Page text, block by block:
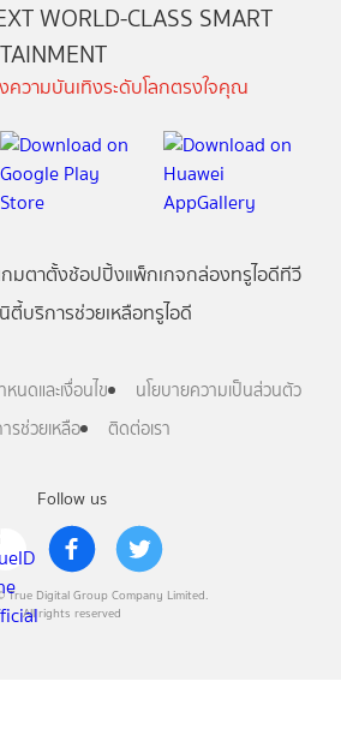
Follow us
Digital Group Company Limited.
All rights reserved
WORLD-CLASS SMART
วามบันเทิงระดับโลกตรงใจคุณ
กมตาตั้งช้อปปิ้งแพ็กเกจกล่องทรูไอดีทีวี
ตี้บริการช่วยเหลือทรูไอดี
นดและเงื่อนไข
นโยบายความเป็นส่วนตัว
รช่วยเหลือ
ติดต่อเรา